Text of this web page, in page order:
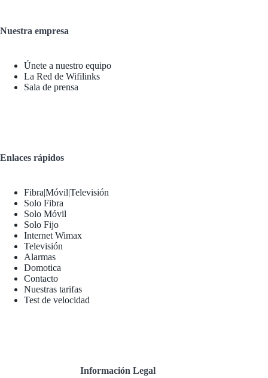
Nuestra empresa
Únete a nuestro equipo
La Red de Wifilinks
Sala de prensa
Enlaces rápidos
Fibra|Móvil|Televisión
Solo Fibra
Solo Móvil
Solo Fijo
Internet Wimax
Televisión
Alarmas
Domotica
Contacto
Nuestras tarifas
Test de velocidad
Información Legal